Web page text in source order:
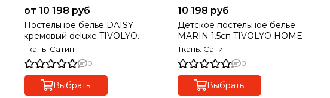
от 10 198 руб
Постельное белье DAISY
кремовый deluxe TIVOLYO
HOME Турция
Ткань: Сатин
0
Выбрать
10 198 руб
Детское постельное белье
MARIN 1.5сп TIVOLYO HOME
Ткань: Сатин
0
Выбрать